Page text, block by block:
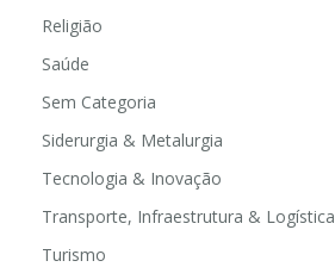
Religião
Saúde
Sem Categoria
Siderurgia & Metalurgia
Tecnologia & Inovação
Transporte, Infraestrutura & Logística
Turismo